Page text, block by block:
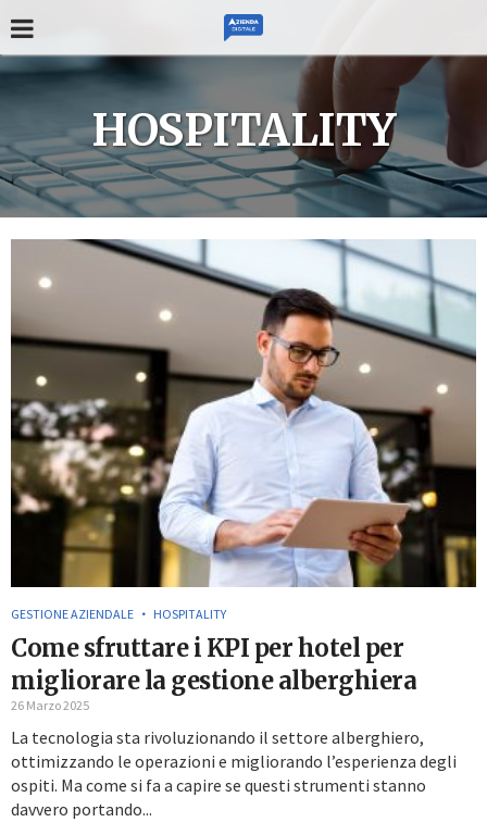
HOSPITALITY
GESTIONE AZIENDALE HOSPITALITY
Come sfruttare i KPI per hotel per
migliorare la gestione alberghiera
26 Marzo 2025
La tecnologia sta rivoluzionando il settore alberghiero,
ottimizzando le operazioni e migliorando l’esperienza degli
ospiti. Ma come si fa a capire se questi strumenti stanno
davvero portando...